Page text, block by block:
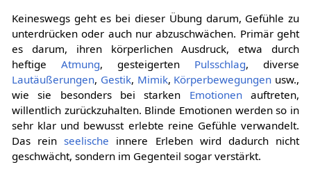
Keineswegs geht es bei dieser Übung darum, Gefühle zu
unterdrücken oder auch nur abzuschwächen. Primär geht
es darum, ihren körperlichen Ausdruck, etwa durch
heftige Atmung, gesteigerten Pulsschlag, diverse
Lautäußerungen, Gestik, Mimik, Körperbewegungen usw.,
wie sie besonders bei starken Emotionenauftreten,
willentlich zurückzuhalten. Blinde Emotionen werden so in
sehr klar und bewusst erlebte reine Gefühle verwandelt.
Das reinseelische innere Erleben wird dadurch nicht
geschwächt, sondern im Gegenteil sogar verstärkt.